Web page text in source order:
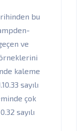
bu
ve
kaleme
sayılı
çok
sayılı